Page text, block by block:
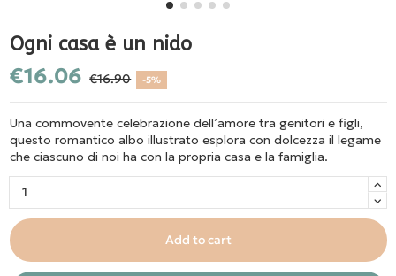
Ogni casa è un nido
€16.06 €16.90 -5%
Una commovente celebrazione dell’amore tra genitori e figli,
questo romantico albo illustrato esplora con dolcezza il legame
che ciascuno di noi ha con la propria casa e la famiglia.
Add to cart